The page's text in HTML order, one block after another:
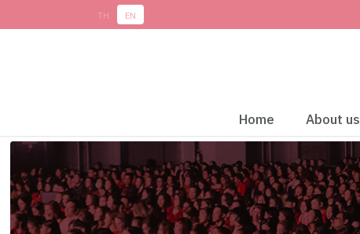
TH EN
Home About us